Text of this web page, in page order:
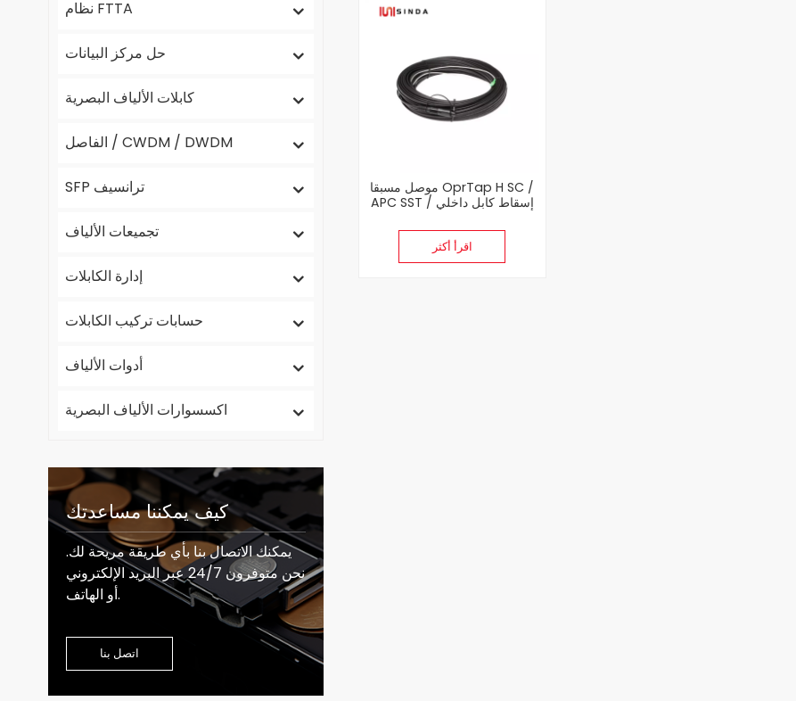
نظام FTTA
حل مركز البيانات
كابلات الألياف البصرية
الفاصل / CWDM / DWDM
SFP ترانسيف
تجميعات الألياف
إدارة الكابلات
حسابات تركيب الكابلات
أدوات الألياف
اكسسوارات الألياف البصرية
كيف يمكننا مساعدتك
يمكنك الاتصال بنا بأي طريقة مريحة لك.
نحن متوفرون 24/7 عبر البريد الإلكتروني
أو الهاتف.
اتصل بنا
موصل مسبقا OprTap H SC /
APC SST إسقاط كابل داخلي /
اقرأ أكثر